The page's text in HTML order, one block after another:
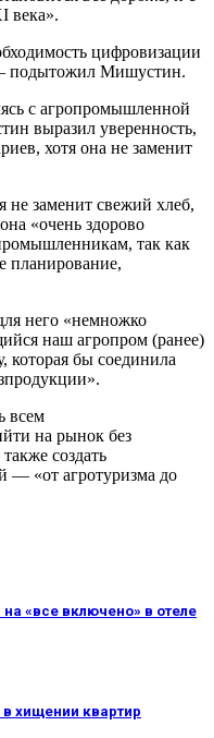
века».
цифровизации
подытожил Мишустин.
с агропромышленной
выразил уверенность,
хотя она не заменит
не заменит свежий хлеб,
«очень здорово
так как
планирование,
него «немножко
наш агропром (ранее)
которая бы соединила
всем
на рынок без
создать
— «от агротуризма до
«все включено» в отеле
хищении квартир